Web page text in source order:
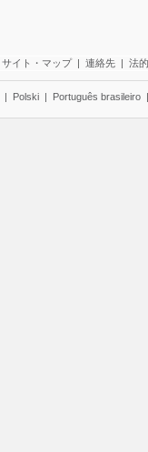
サイト・マップ | 連絡先 | 法
| Polski | Português brasileiro